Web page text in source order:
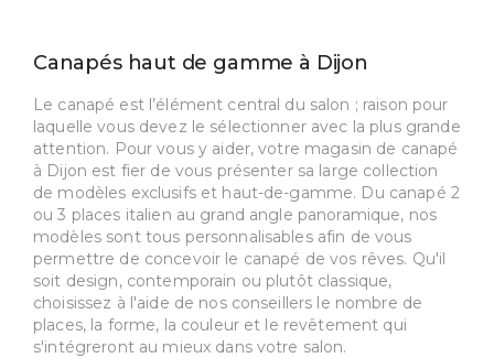
Canapés haut de gamme à Dijon
Le canapé est l’élément central du salon ; raison pour
laquelle vous devez le sélectionner avec la plus grande
attention. Pour vous y aider, votre magasin de canapé
à Dijon est fier de vous présenter sa large collection
de modèles exclusifs et haut-de-gamme. Du canapé 2
ou 3 places italien au grand angle panoramique, nos
modèles sont tous personnalisables afin de vous
permettre de concevoir le canapé de vos rêves. Qu'il
soit design, contemporain ou plutôt classique,
choisissez à l'aide de nos conseillers le nombre de
places, la forme, la couleur et le revêtement qui
s'intégreront au mieux dans votre salon.